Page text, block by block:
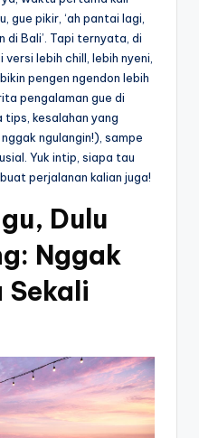
gue pikir, ‘ah pantai lagi,
di Bali’. Tapi ternyata, di
lebih chill, lebih nyeni,
pengen ngendon lebih
pengalaman gue di
tips, kesalahan yang
ngulangin!), sampe
Yuk intip, siapa tau
perjalanan kalian juga!
Dulu
Nggak
Sekali